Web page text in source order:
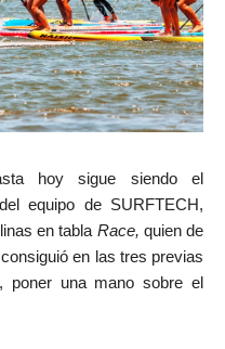
hoy sigue siendo el
equipo de SURFTECH,
en tabla Race, quien de
en las tres previas
poner una mano sobre el